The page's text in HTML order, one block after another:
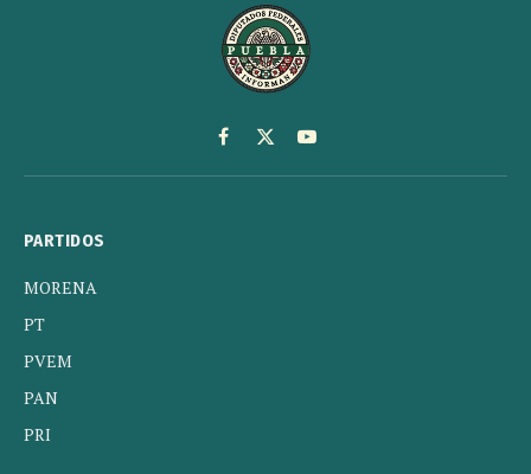
Facebook
X
(Twitter)
YouTube
PARTIDOS
MORENA
PT
PVEM
PAN
PRI